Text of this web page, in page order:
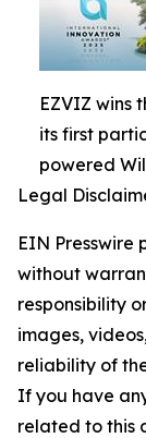
EZVIZ wins
its first
powered
Legal
EIN Presswire
without
responsibility
images,
reliability of
If you have
related to this